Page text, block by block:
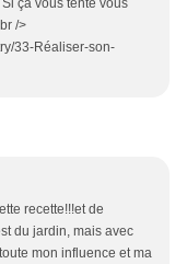
ça vous tente vous
/>
33-Réaliser-son-
recette!!!et de
du jardin, mais avec
mon influence et ma